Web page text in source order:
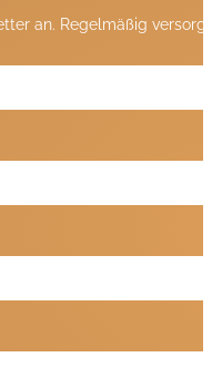
an. Regelmäßig